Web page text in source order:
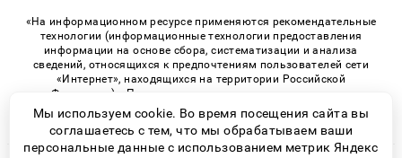
«На информационном ресурсе применяются рекомендательные
технологии (информационные технологии предоставления
информации на основе сбора, систематизации и анализа
сведений, относящихся к предпочтениям пользователей сети
«Интернет», находящихся на территории Российской
Федерации)». Правила применения рекомендательных
технологий в виджетах рекламно-обменной сети
«СМИ2» (PDF)
Мы используем cookie. Во время посещения сайта вы
соглашаетесь с тем, что мы обрабатываем ваши
персональные данные с использованием метрик Яндекс